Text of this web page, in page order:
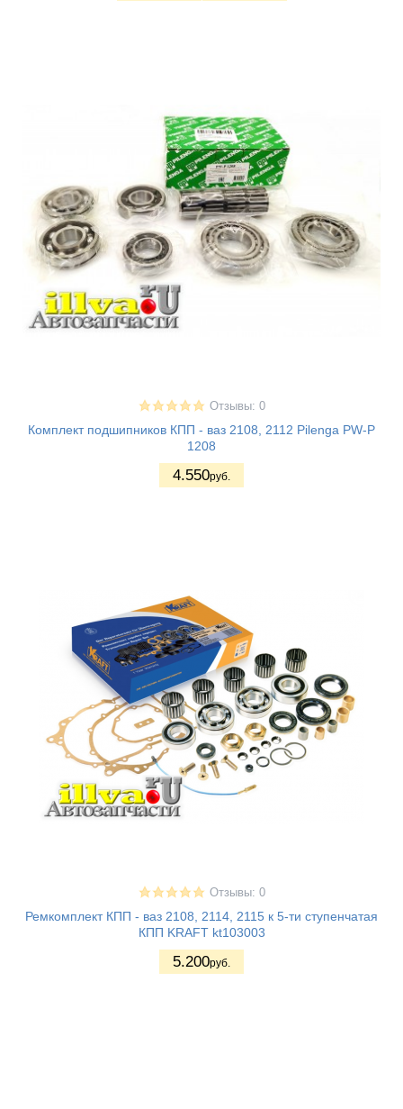
Отзывы: 0
Комплект подшипников КПП - ваз 2108, 2112 Pilenga PW-P
1208
4.550руб.
Отзывы: 0
Ремкомплект КПП - ваз 2108, 2114, 2115 к 5-ти ступенчатая
КПП KRAFT kt103003
5.200руб.